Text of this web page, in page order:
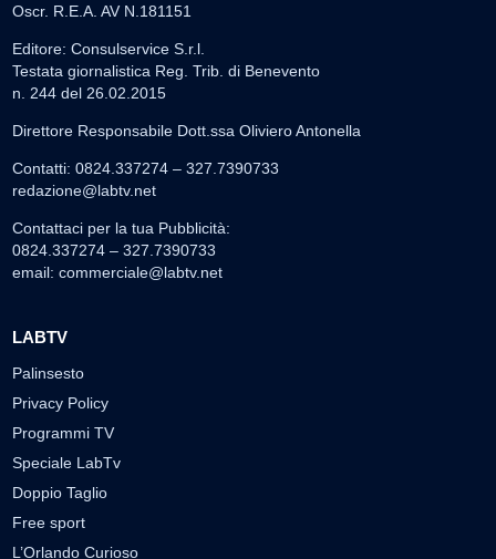
Oscr. R.E.A. AV N.181151
Editore: Consulservice S.r.l.
Testata giornalistica Reg. Trib. di Benevento
n. 244 del 26.02.2015
Direttore Responsabile Dott.ssa Oliviero Antonella
Contatti: 0824.337274 – 327.7390733
redazione@labtv.net
Contattaci per la tua Pubblicità:
0824.337274 – 327.7390733
email: commerciale@labtv.net
LABTV
Palinsesto
Privacy Policy
Programmi TV
Speciale LabTv
Doppio Taglio
Free sport
L’Orlando Curioso